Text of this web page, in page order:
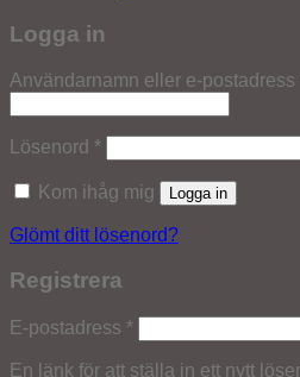
Logga in
Användarnamn eller e-postadress
Lösenord *Obligatoriskt
Kom ihåg mig Logga in
Glömt ditt lösenord?
Registrera
E-postadress *Obligatoriskt
En länk för att ställa in ett nytt